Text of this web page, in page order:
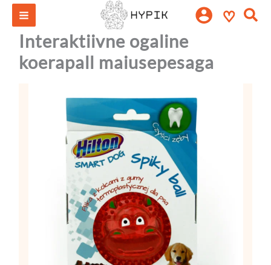
Skip
content
♡ Otsi:
Interaktiivne ogaline
koerapall maiusepesaga
Interaktiivne
koerapall
maiusepesaga